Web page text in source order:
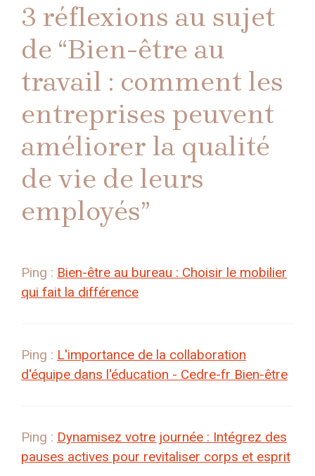
3 réflexions au sujet
de “Bien-être au
travail : comment les
entreprises peuvent
améliorer la qualité
de vie de leurs
employés”
Ping : Bien-être au bureau : Choisir le mobilier
qui fait la différence
Ping : L'importance de la collaboration
d'équipe dans l'éducation - Cedre-fr Bien-être
Ping : Dynamisez votre journée : Intégrez des
pauses actives pour revitaliser corps et esprit